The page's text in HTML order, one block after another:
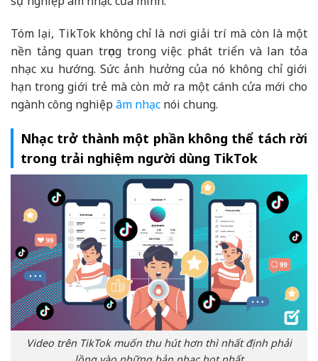
Tóm lại, TikTok không chỉ là nơi giải trí mà còn là một
nền tảng quan trọng trong việc phát triển và lan tỏa
nhạc xu hướng. Sức ảnh hưởng của nó không chỉ giới
hạn trong giới trẻ mà còn mở ra một cánh cửa mới cho
ngành công nghiệp âm nhạc nói chung.
Nhạc trở thành một phần không thể tách rời
trong trải nghiệm người dùng TikTok
Video trên TikTok muốn thu hút hơn thì nhất định phải